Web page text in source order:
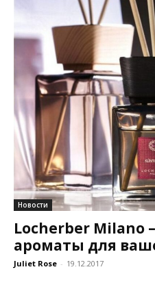
Новости
Locherber Milano
ароматы для
Juliet Rose - 19.12.2017